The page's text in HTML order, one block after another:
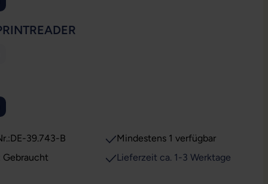
ist zurzeit nicht verfügbar.)
DE-39.743-B
Gebraucht
Mindestens 1 verfügbar
Lieferzeit ca. 1-3 Werktage